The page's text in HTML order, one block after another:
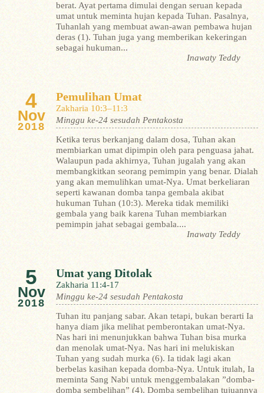
berat. Ayat pertama dimulai dengan seruan kepada
umat untuk meminta hujan kepada Tuhan. Pasalnya,
Tuhanlah yang membuat awan-awan pembawa hujan
deras (1). Tuhan juga yang memberikan kekeringan
sebagai hukuman...
Inawaty Teddy
4
Nov
2018
Pemulihan Umat
Zakharia 10:3–11:3
Minggu ke-24 sesudah Pentakosta
Ketika terus berkanjang dalam dosa, Tuhan akan
membiarkan umat dipimpin oleh para penguasa jahat.
Walaupun pada akhirnya, Tuhan jugalah yang akan
membangkitkan seorang pemimpin yang benar. Dialah
yang akan memulihkan umat-Nya. Umat berkeliaran
seperti kawanan domba tanpa gembala akibat
hukuman Tuhan (10:3). Mereka tidak memiliki
gembala yang baik karena Tuhan membiarkan
pemimpin jahat sebagai gembala....
Inawaty Teddy
5
Nov
2018
Umat yang Ditolak
Zakharia 11:4-17
Minggu ke-24 sesudah Pentakosta
Tuhan itu panjang sabar. Akan tetapi, bukan berarti Ia
hanya diam jika melihat pemberontakan umat-Nya.
Nas hari ini menunjukkan bahwa Tuhan bisa murka
dan menolak umat-Nya. Nas hari ini melukiskan
Tuhan yang sudah murka (6). Ia tidak lagi akan
berbelas kasihan kepada domba-Nya. Untuk itulah, Ia
meminta Sang Nabi untuk menggembalakan ”domba-
domba sembelihan” (4). Domba sembelihan tujuannya